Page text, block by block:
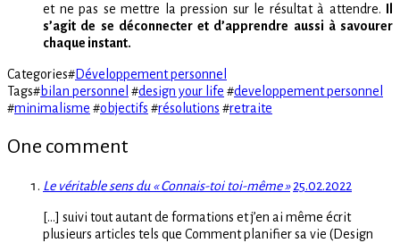
et ne pas se mettre la pression sur le résultat à attendre. Il
s’agit de se déconnecter et d’apprendre aussi à savourer
chaque instant.
Categories#Développement personnel
Tags#bilan personnel #design your life #developpement personnel
#minimalisme #objectifs #résolutions #retraite
One comment
Le véritable sens du « Connais-toi toi-même »25.02.2022
[…] suivi tout autant de formations et j’en ai même écrit
plusieurs articles tels que Comment planifier sa vie (Design